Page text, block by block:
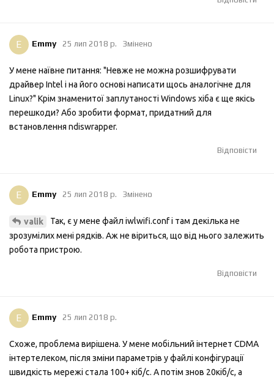
E Emmy 25 лип 2018 р. Змінено
У мене наївне питання: "Невже не можна розшифрувати
драйвер Intel і на його основі написати щось аналогічне для
Linux?" Крім знаменитої заплутаності Windows хіба є ще якісь
перешкоди? Або зробити формат, придатний для
встановлення ndiswrapper.
Відповісти
E Emmy 25 лип 2018 р. Змінено
valik
Так, є у мене файл iwlwifi.conf і там декілька не
зрозумілих мені рядків. Аж не віриться, що від нього залежить
робота пристрою.
Відповісти
E Emmy 25 лип 2018 р.
Схоже, проблема вирішена. У мене мобільний інтернет CDMA
інтертелеком, після зміни параметрів у файлі конфігурації
швидкість мережі стала 100+ кіб/с. А потім знов 20кіб/с, а